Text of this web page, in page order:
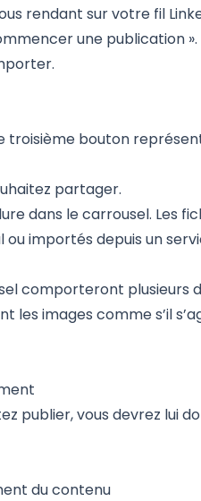
rendant sur votre fil
une publication
troisième bouton
partager.
dans le carrousel. Les
importés depuis un
comporteront plusieurs
images comme s’il
publier, vous devrez lui
du contenu